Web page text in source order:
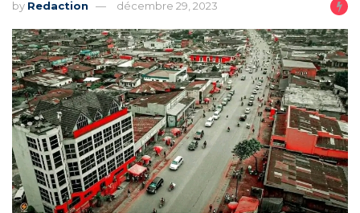
by Redaction décembre 29, 2023